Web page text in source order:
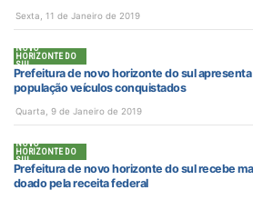
Sexta, 11 de Janeiro de 2019
NOVO
HORIZONTE DO
SUL
Prefeitura de novo horizonte do sul apresenta
população veículos conquistados
Quarta, 9 de Janeiro de 2019
NOVO
HORIZONTE DO
SUL
Prefeitura de novo horizonte do sul recebe
doado pela receita federal